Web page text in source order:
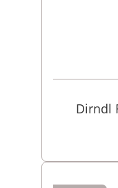
Dirndl